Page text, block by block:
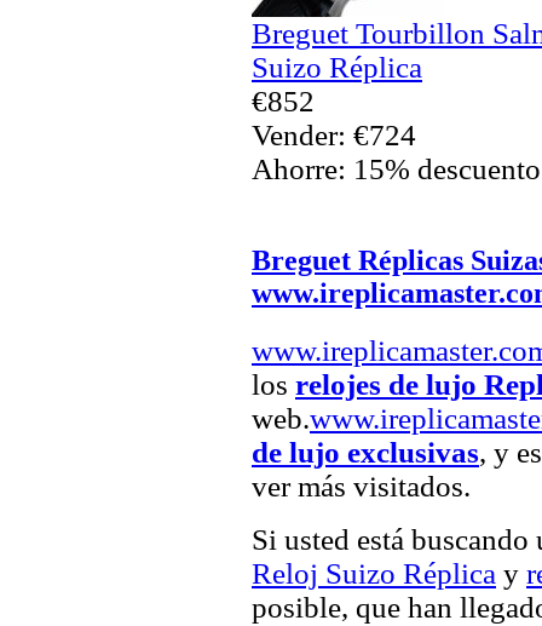
Breguet Tourbillon
Suizo Réplica
€852
Vender: €724
Ahorre: 15% descuento
Breguet Réplicas
los relojes de lujo
web.
de lujo exclusivas, y
ver más visitados.
Si usted está
Reloj Suizo Réplica y
posible, que han